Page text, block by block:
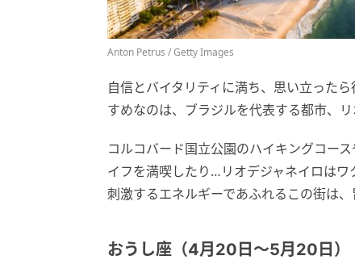
Anton Petrus / Getty Images
自信とバイタリティに満ち、思い立った
すめなのは、ブラジルを代表する都市、リ
コルコバード国立公園のハイキングコー
イフを満喫したり…リオデジャネイロは
刺激するエネルギーであふれるこの街は
おうし座（4月20日〜5月20日）